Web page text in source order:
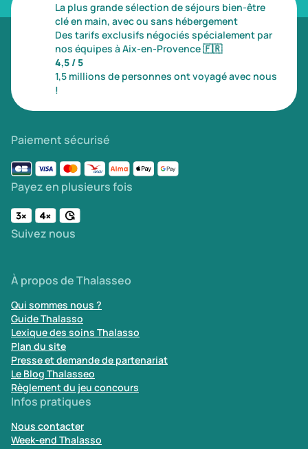
La plus grande sélection de séjours bien-être
clé en main, avec ou sans hébergement
Des tarifs exclusifs négociés spécialement par
nos équipes à Aix-en-Provence🇫🇷
4,5 / 5
1,5 millions de personnes ont voyagé avec nous
!
Paiement sécurisé
Payez en plusieurs fois
Suivez nous
À propos de Thalasseo
Qui sommes nous ?
Guide Thalasso
Lexique des soins Thalasso
Plan du site
Presse et demande de partenariat
Le Blog Thalasseo
Règlement du jeu concours
Infos pratiques
Nous contacter
Week-end Thalasso